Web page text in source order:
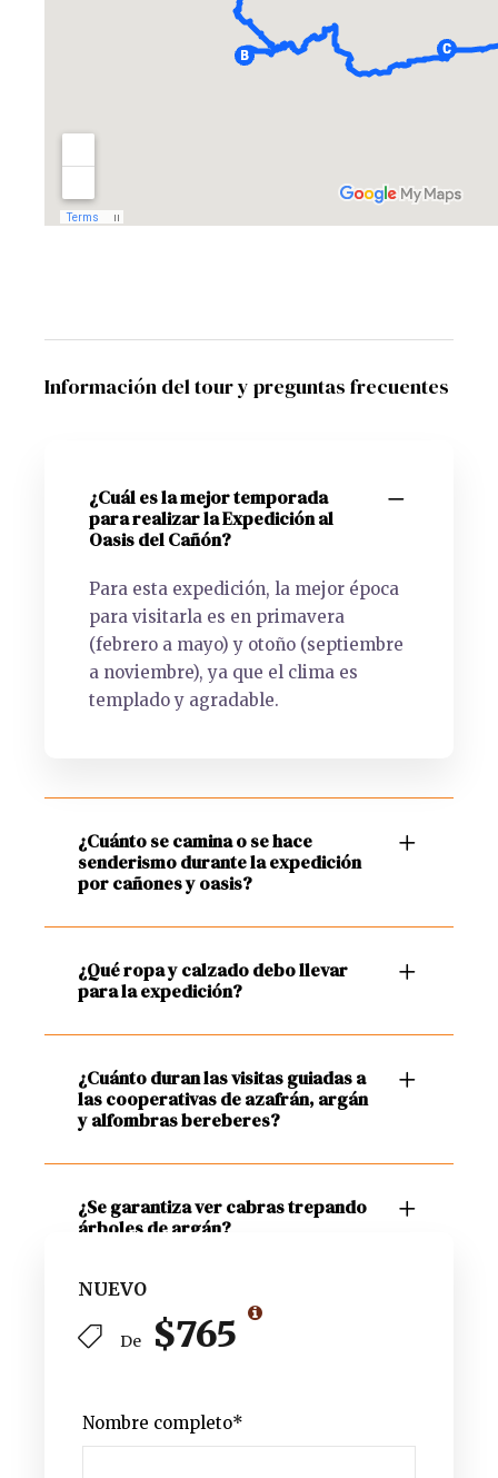
Información del tour y preguntas frecuentes
¿Cuál es la mejor temporada
para realizar la Expedición al
Oasis del Cañón?
Para esta expedición, la mejor época
para visitarla es en primavera
(febrero a mayo) y otoño (septiembre
a noviembre), ya que el clima es
templado y agradable.
¿Cuánto se camina o se hace
senderismo durante la expedición
por cañones y oasis?
¿Qué ropa y calzado debo llevar
para la expedición?
¿Cuánto duran las visitas guiadas a
las cooperativas de azafrán, argán
y alfombras bereberes?
¿Se garantiza ver cabras trepando
árboles de argán?
NUEVO
De $765
Nombre completo*